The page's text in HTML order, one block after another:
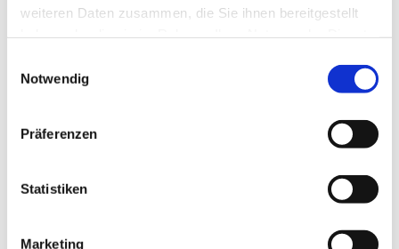
weiteren Daten zusammen, die Sie ihnen bereitgestellt
Notwendig
Präferenzen
Statistiken
Marketing
Ernährung